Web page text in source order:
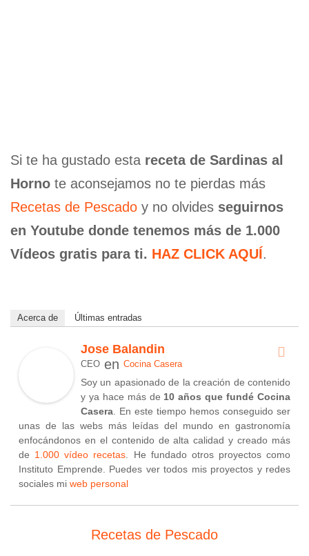
Si te ha gustado esta receta de Sardinas al
Horno te aconsejamos no te pierdas más
Recetas de Pescado y no olvides seguirnos
en Youtube donde tenemos más de 1.000
Vídeos gratis para ti. HAZ CLICK AQUÍ.
Acerca de Últimas entradas
Jose Balandin
CEO en Cocina Casera
Soy un apasionado de la creación de contenido
y ya hace más de 10 años que fundé Cocina
Casera . En este tiempo hemos conseguido ser
unas de las webs más leídas del mundo en gastronomía
enfocándonos en el contenido de alta calidad y creado más
de 1.000 vídeo recetas . He fundado otros proyectos como
Instituto Emprende. Puedes ver todos mis proyectos y redes
sociales mi web personal
Recetas de Pescado